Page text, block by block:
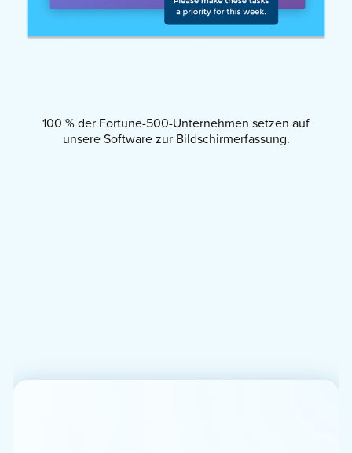
100 % der Fortune-500-Unternehmen setzen auf
unsere Software zur Bildschirmerfassung.